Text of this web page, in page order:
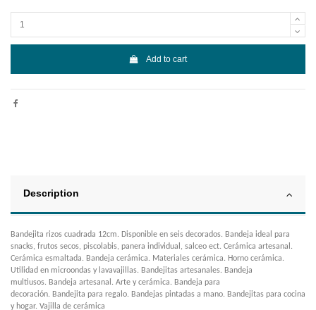
Add to cart
Description
Bandejita rizos cuadrada 12cm. Disponible en seis decorados. Bandeja ideal para
snacks, frutos secos, piscolabis, panera individual, salceo ect. Cerámica artesanal.
Cerámica esmaltada. Bandeja cerámica. Materiales cerámica. Horno cerámica.
Utilidad en microondas y lavavajillas. Bandejitas artesanales. Bandeja
multiusos. Bandeja artesanal. Arte y cerámica. Bandeja para
decoración. Bandejita para regalo. Bandejas pintadas a mano. Bandejitas para cocina
y hogar. Vajilla de cerámica